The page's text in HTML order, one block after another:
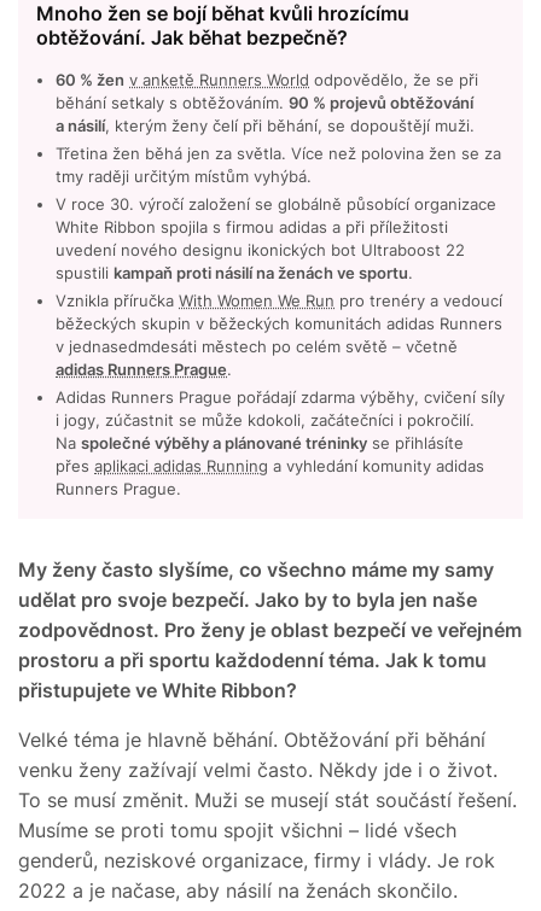
Mnoho žen se bojí běhat kvůli hrozícímu
obtěžování. Jak běhat bezpečně?
60 % žen v anketě Runners World odpovědělo, že se při
běhání setkaly s obtěžováním. 90 % projevů obtěžování
a násilí, kterým ženy čelí při běhání, se dopouštějí muži.
Třetina žen běhá jen za světla. Více než polovina žen se za
tmy raději určitým místům vyhýbá.
V roce 30. výročí založení se globálně působící organizace
White Ribbon spojila s firmou adidas a při příležitosti
uvedení nového designu ikonických bot Ultraboost 22
spustili kampaň proti násilí na ženách ve sportu.
Vznikla příručka With Women We Run pro trenéry a vedoucí
běžeckých skupin v běžeckých komunitách adidas Runners
v jednasedmdesáti městech po celém světě – včetně
adidas Runners Prague.
Adidas Runners Prague pořádají zdarma výběhy, cvičení síly
i jogy, zúčastnit se může kdokoli, začátečníci i pokročilí.
Na společné výběhy a plánované tréninky se přihlásíte
přes aplikaci adidas Running a vyhledání komunity adidas
Runners Prague.
My ženy často slyšíme, co všechno máme my samy
udělat pro svoje bezpečí. Jako by to byla jen naše
zodpovědnost. Pro ženy je oblast bezpečí ve veřejném
prostoru a při sportu každodenní téma. Jak k tomu
přistupujete ve White Ribbon?
Velké téma je hlavně běhání. Obtěžování při běhání
venku ženy zažívají velmi často. Někdy jde i o život.
To se musí změnit. Muži se musejí stát součástí řešení.
Musíme se proti tomu spojit všichni – lidé všech
genderů, neziskové organizace, firmy i vlády. Je rok
2022 a je načase, aby násilí na ženách skončilo.